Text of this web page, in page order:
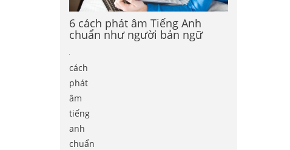
6 cách phát âm Tiếng Anh
chuẩn như người bản ngữ
cách
phát
âm
tiếng
anh
chuẩn